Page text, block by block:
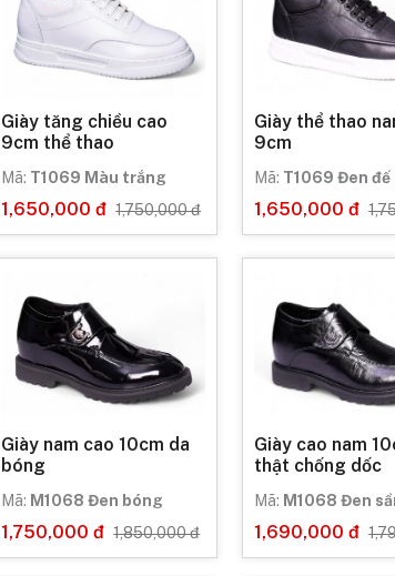
Giày tăng chiều cao
9cm thể thao
Mã: T1069 Màu trắng
1,650,000 đ 1,750,000 đ
Giày thể thao
9cm
Mã: T1069 Đen
1,650,000 đ
Giày nam cao 10cm da
bóng
Mã: M1068 Đen bóng
1,750,000 đ 1,850,000 đ
Giày cao nam
thật chống dốc
Mã: M1068 Đen
1,690,000 đ